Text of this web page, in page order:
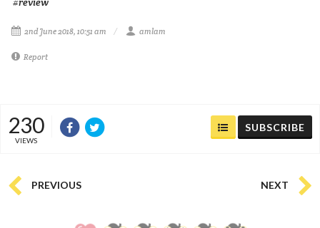
2nd June 2018, 10:51 am amlam
Report
230
VIEWS
SUBSCRIBE
PREVIOUS NEXT